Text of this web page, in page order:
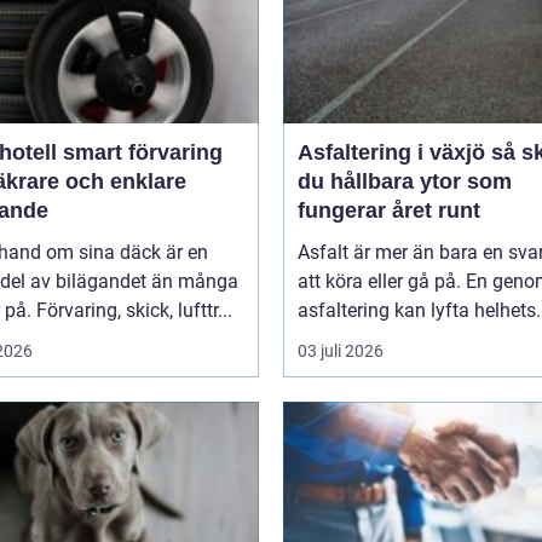
förvaring
och enklare
om sina däck är en
av bilägandet än många
Förvaring, skick, lufttr...
Asfaltering i växjö så skapar
du hållbara ytor som
fungerar året runt
Asfalt är mer än bara en
att köra eller gå på. En
asfaltering kan lyfta
03 juli 2026